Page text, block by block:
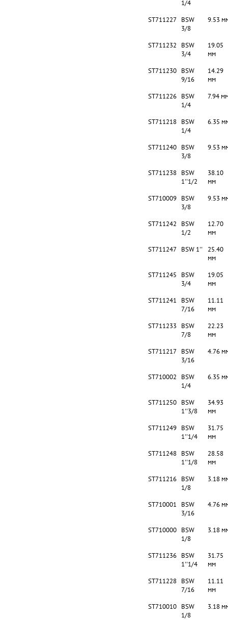
1/4
ST711227 BSW
3/8
9.53
ST711232
BSW
3/4
19.05
мм
ST711230 BSW
9/16
14.29
мм
ST711226 BSW
1/4
7.94
ST711218 BSW
1/4
6.35
ST711240 BSW
3/8
9.53
ST711238 BSW
1''1/2
38.10
мм
ST710009 BSW
3/8
9.53
ST711242
BSW
1/2
12.70
мм
ST711247 BSW 1'' 25.40
мм
ST711245
BSW
3/4
19.05
мм
ST711241
BSW
7/16
11.11
мм
ST711233
BSW
7/8
22.23
мм
ST711217 BSW
3/16
4.76
ST710002
BSW
1/4
6.35
ST711250 BSW
1''3/8
34.93
мм
ST711249 BSW
1''1/4
31.75
мм
ST711248 BSW
1''1/8
28.58
мм
ST711216 BSW
1/8
3.18
ST710001
BSW
3/16
4.76
ST710000 BSW
1/8
3.18
ST711236 BSW
1''1/4
31.75
мм
ST711228 BSW
7/16
11.11
мм
ST710010 BSW
1/8
3.18